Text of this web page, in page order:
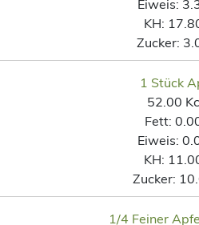
Eiweis:
KH:
Zucker:
1 Stück
52.00
Fett:
Eiweis:
KH:
Zucker:
1/4 Feiner